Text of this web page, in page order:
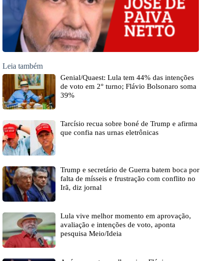
Leia também
Genial/Quaest: Lula tem 44% das intenções
de voto em 2° turno; Flávio Bolsonaro soma
39%
Tarcísio recua sobre boné de Trump e afirma
que confia nas urnas eletrônicas
Trump e secretário de Guerra batem boca por
falta de mísseis e frustração com conflito no
Irã, diz jornal
Lula vive melhor momento em aprovação,
avaliação e intenções de voto, aponta
pesquisa Meio/Ideia